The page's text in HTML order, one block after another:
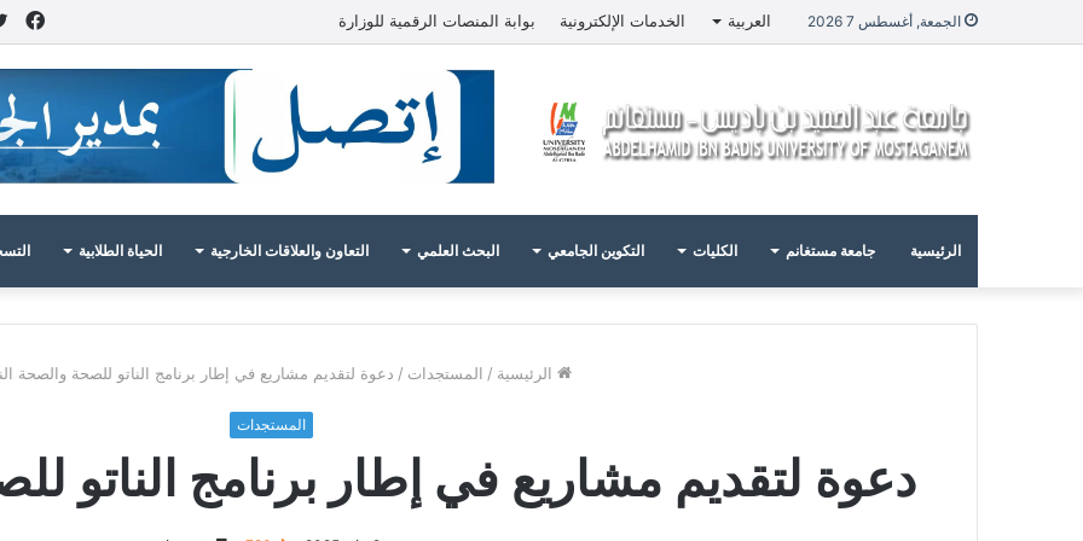
الجمعة, أغسطس 7 2026 العربية الخدمات الإلكترونية بوابة المنصات الرقمية للوزارة
الرئيسية جامعة مستغانم الكليات التكوين الجامعي البحث العلمي التعاون والعلاقات الخارجية الحياة الطلابية
الرئيسية / المستجدات / دعوة لتقديم مشاريع في إطار برنامج الناتو للصحة والصحة
المستجدات
دعوة لتقديم مشاريع في إطار برنامج الناتو